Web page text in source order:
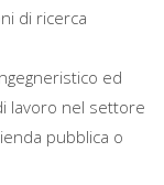
di ricerca
ed
lavoro nel settore
pubblica o